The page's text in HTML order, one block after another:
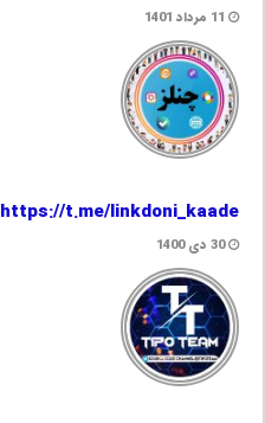
11 مرداد 1401
https://t.me/linkdoni_kaade
30 دی 1400